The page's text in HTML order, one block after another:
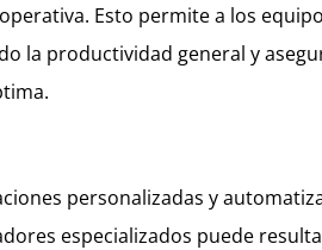
Esto permite a los
la productividad general y
personalizadas y
especializados puede